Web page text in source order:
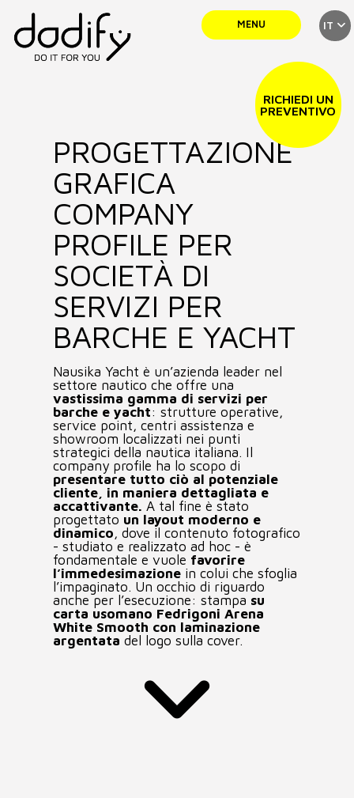
MENU
TEAM
PORTFOLIO
NEWS
CONTATTI
AREA CLIENTI
IT
PROGETTAZIONE
GRAFICA
COMPANY
PROFILE PER
SOCIETÀ DI
SERVIZI PER
BARCHE E YACHT
Nausika Yacht è un’azienda leader nel
settore nautico che offre una
vastissima gamma di servizi per
barche e yacht: strutture operative,
service point, centri assistenza e
showroom localizzati nei punti
strategici della nautica italiana. Il
company profile ha lo scopo di
presentare tutto ciò al potenziale
cliente, in maniera dettagliata e
accattivante. A tal fine è stato
progettato un layout moderno e
dinamico, dove il contenuto fotografico
- studiato e realizzato ad hoc - è
fondamentale e vuole favorire
l’immedesimazione in colui che sfoglia
l’impaginato. Un occhio di riguardo
anche per l’esecuzione: stampa su
carta usomano Fedrigoni Arena
White Smooth con laminazione
argentata del logo sulla cover.
RICHIEDI UN
PREVENTIVO